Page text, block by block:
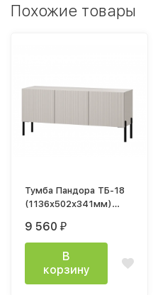
Похожие товары
Тумба Пандора ТБ-18
(1136x502х341мм)
MF03
9 560 ₽
В
корзину